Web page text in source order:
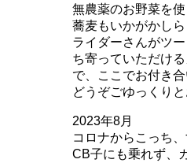
無農薬のお野菜を
蕎麦もいかがかしら
ライダーさんがツ
ち寄っていただけ
で、ここでお付き合
どうぞごゆっくり
2023年8月
コロナからこっち
CB子にも乗れず、